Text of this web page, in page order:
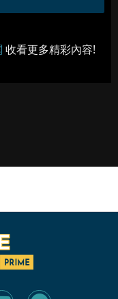
收看更多精彩內容!